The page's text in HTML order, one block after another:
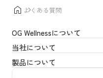
よくある質問
OG Wellnessについて
当社について
製品について